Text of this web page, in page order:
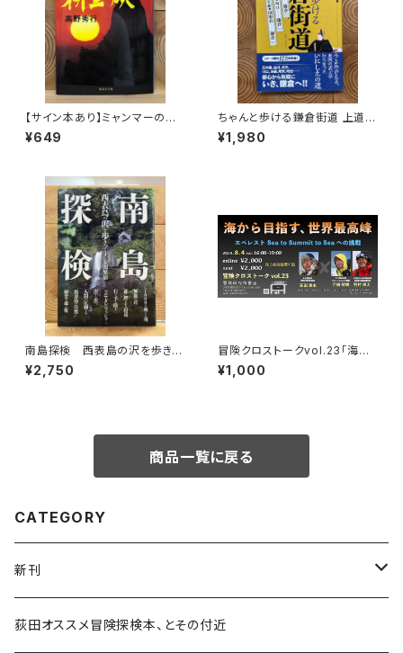
【サイン本あり】ミャンマーの柳
生一族
¥649
ちゃんと歩ける鎌倉街道 上道・
中道・下道
¥1,980
南島探検 西表島の沢を歩きつ
くす
¥2,750
冒険クロストークvol.23「海か
ら目指す、世界最高峰」録画視聴
権
¥1,000
商品一覧に戻る
CATEGORY
新刊
和書
荻田オススメ冒険探検本、とその付近